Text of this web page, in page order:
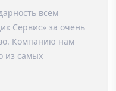
всем
Сервис» за очень
Компанию нам
из самых